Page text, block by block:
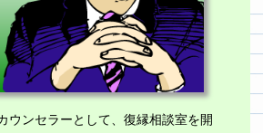
ウンセラーとして、復縁相談室を開